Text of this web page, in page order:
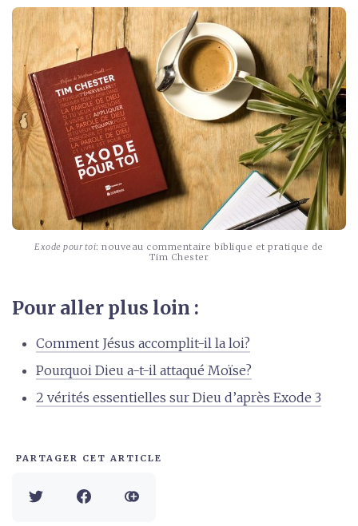
Exode pour toi: nouveau commentaire biblique et pratique de
Tim Chester
Pour aller plus loin :
Comment Jésus accomplit-il la loi?
Pourquoi Dieu a-t-il attaqué Moïse?
2 vérités essentielles sur Dieu d’après Exode 3
PARTAGER CET ARTICLE